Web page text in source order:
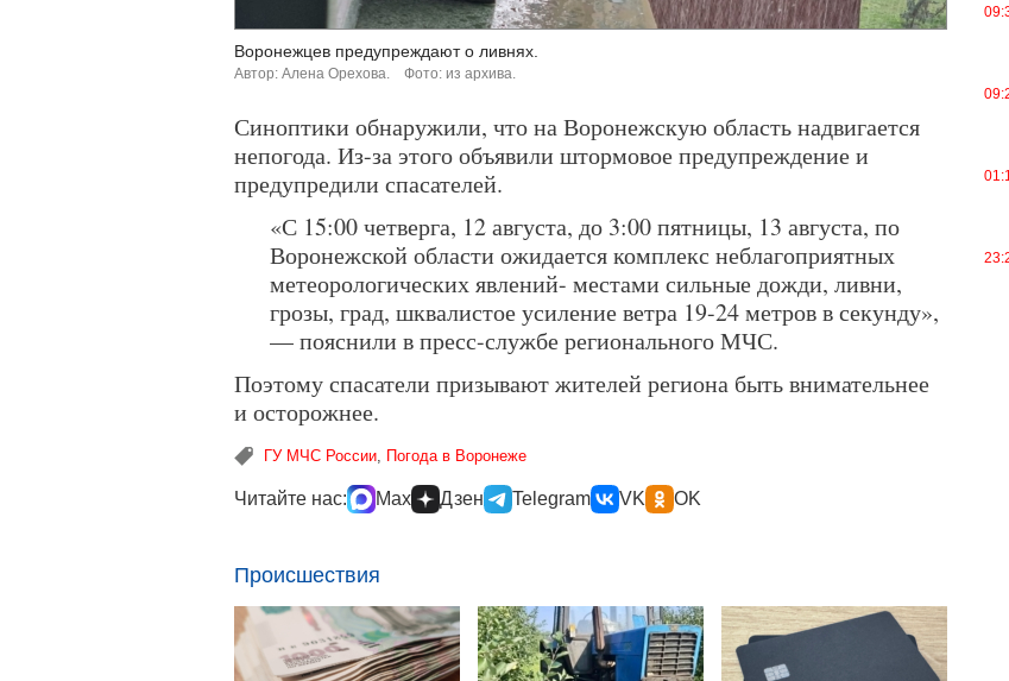
Воронежцев предупреждают о ливнях.
Автор: Алена Орехова. Фото: из архива.
Синоптики обнаружили, что на Воронежскую область надвигается
непогода. Из-за этого объявили штормовое предупреждение и
предупредили спасателей.
«С 15:00 четверга, 12 августа, до 3:00 пятницы, 13 августа, по
Воронежской области ожидается комплекс неблагоприятных
метеорологических явлений- местами сильные дожди, ливни,
грозы, град, шквалистое усиление ветра 19-24 метров в секунду»,
— пояснили в пресс-службе регионального МЧС.
Поэтому спасатели призывают жителей региона быть внимательнее
и осторожнее.
ГУ МЧС России, Погода в Воронеже
Читайте нас: Max Дзен Telegram VK OK
Происшествия